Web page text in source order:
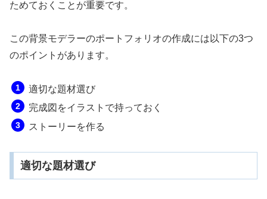
ためておくことが重要です。
この背景モデラーのポートフォリオの作成には以下の3つ
のポイントがあります。
適切な題材選び
完成図をイラストで持っておく
ストーリーを作る
適切な題材選び